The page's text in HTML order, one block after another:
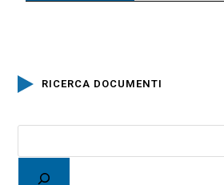
RICERCA DOCUMENTI